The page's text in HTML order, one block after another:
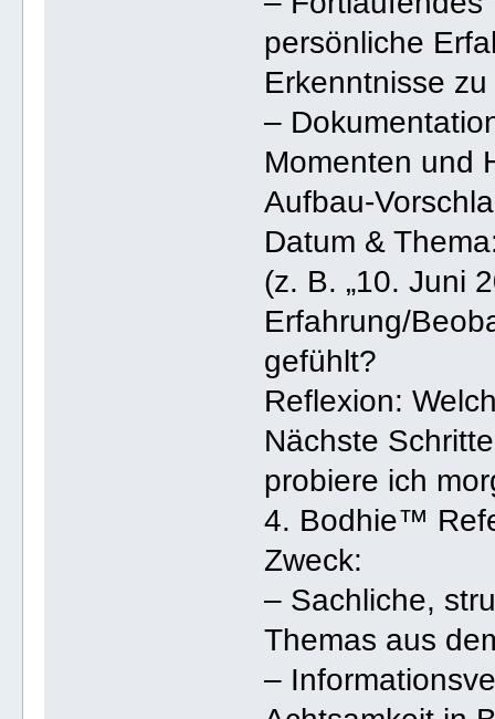
persönliche
Erkenntnisse
–
Momenten und
Aufbau-
Datum &
(z. B. „10. Juni
Erfahrung/
gefühlt?
Reflexion:
Nächste
probiere ich
4. Bodhie™
Zweck:
– Sachliche,
Themas aus
–